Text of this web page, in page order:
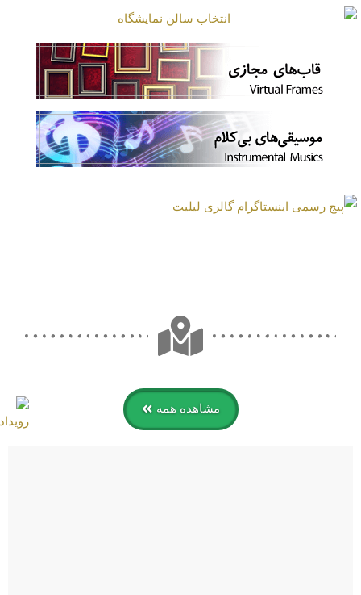
مشاهده همه